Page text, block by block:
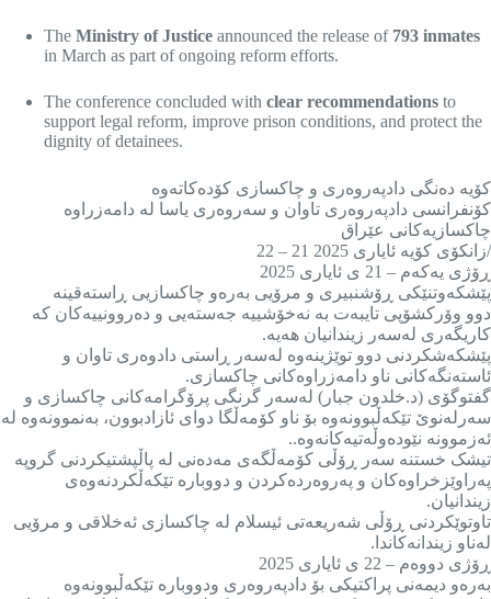
The Ministry of Justice announced the release of 793 inmates
in March as part of ongoing reform efforts.
The conference concluded with clear recommendations to
support legal reform, improve prison conditions, and protect the
dignity of detainees.
کۆیە دەنگی دادپەروەری و چاکسازی کۆدەکاتەوە
کۆنفرانسی دادپەروەری تاوان و سەروەری یاسا لە دامەزراوە
چاکسازیەکانی عێراق
/زانکۆی کۆیە ئایاری 2025 21 – 22
ڕۆژی یەکەم – 21 ی ئایاری 2025
پێشکەوتنێکی ڕۆشنبیری و مرۆیی بەرەو چاکسازیی ڕاستەقینە
دوو وۆرکشۆپی تایبەت بە نەخۆشییە جەستەیی و دەروونییەکان کە
کاریگەری لەسەر زیندانیان هەیە.
پێشکەشکردنی دوو توێژینەوە لەسەر ڕاستی دادوەری تاوان و
ئاستەنگەکانی ناو دامەزراوەکانی چاکسازی.
گفتوگۆی (د.خلدون جبار) لەسەر گرنگی پرۆگرامەکانی چاکسازی و
سەرلەنوێ تێکەڵبوونەوە بۆ ناو کۆمەڵگا دوای ئازادبوون، بەنموونەوە لە
ئەزموونە نێودەوڵەتیەکانەوە..
تیشک خستنە سەر ڕۆڵی کۆمەڵگەی مەدەنی لە پاڵپشتیکردنی گروپە
پەراوێزخراوەکان و پەروەردەکردن و دووبارە تێکەڵکردنەوەی
زیندانیان.
تاوتوێکردنی ڕۆڵی شەریعەتی ئیسلام لە چاکسازی ئەخلاقی و مرۆیی
لەناو زیندانەکاندا.
ڕۆژی دووەم – 22 ی ئایاری 2025
بەرەو دیمەنی پراکتیکی بۆ دادپەروەری ودووبارە تێکەڵبوونەوە